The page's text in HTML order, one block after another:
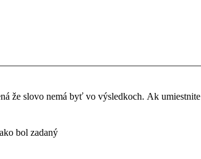
že slovo nemá byť vo výsledkoch. Ak umiestnite
bol zadaný